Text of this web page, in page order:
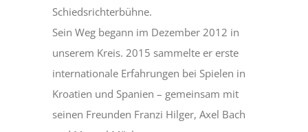
Schiedsrichterbühne.
Sein Weg begann im Dezember 2012 in
unserem Kreis. 2015 sammelte er erste
internationale Erfahrungen bei Spielen in
Kroatien und Spanien – gemeinsam mit
seinen Freunden Franzi Hilger, Axel Bach